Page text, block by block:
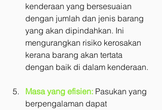
kenderaan yang bersesuaian
dengan jumlah dan jenis barang
yang akan dipindahkan. Ini
mengurangkan risiko kerosakan
kerana barang akan tertata
dengan baik di dalam kenderaan.
Masa yang efisien: Pasukan yang
berpengalaman dapat